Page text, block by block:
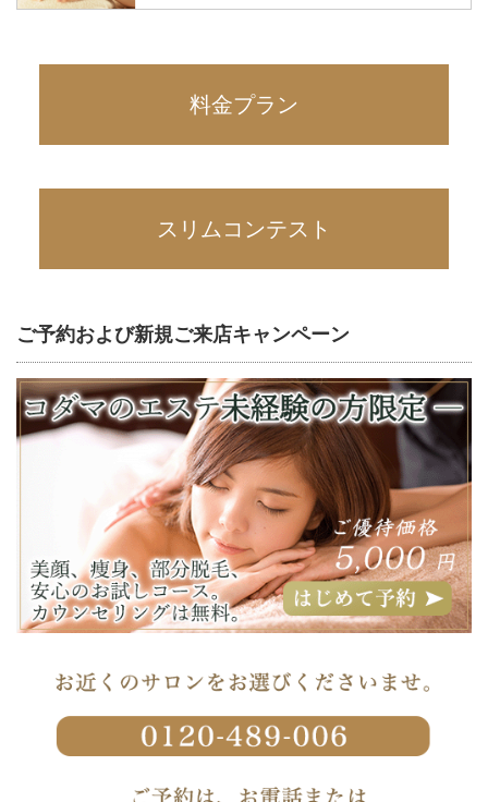
料金プラン
スリムコンテスト
ご予約および新規ご来店キャンペーン